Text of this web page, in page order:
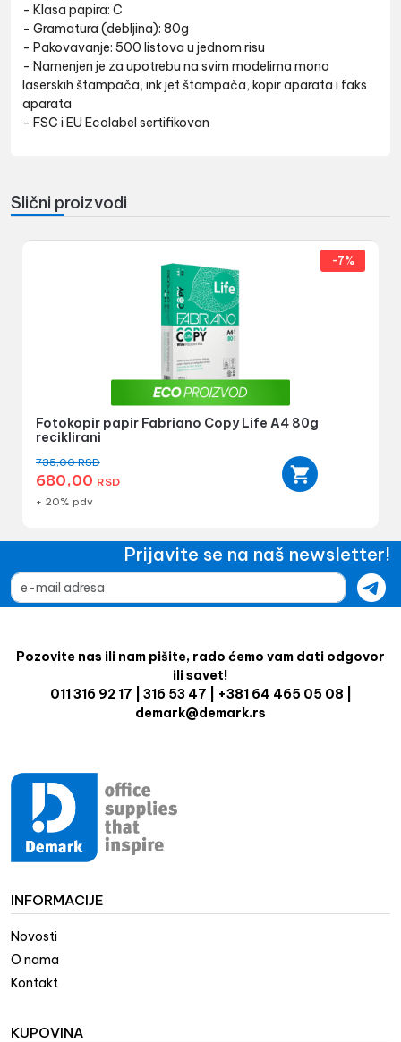
- Klasa papira: C
- Gramatura (debljina): 80g
- Pakovavanje: 500 listova u jednom risu
- Namenjen je za upotrebu na svim modelima mono
laserskih štampača, ink jet štampača, kopir aparata i faks
aparata
- FSC i EU Ecolabel sertifikovan
Slični proizvodi
Fotokopir papir Fabriano Copy Life A4 80g
reciklirani
735,00RSD
680,00 RSD
-7%
+ 20% pdv
Prijavite se na naš newsletter!
Pozovite nas ili nam pišite, rado ćemo vam dati odgovor
ili savet!
011 316 92 17 | 316 53 47 | +381 64 465 05 08 |
demark@demark.rs
INFORMACIJE
Novosti
O nama
Kontakt
KUPOVINA